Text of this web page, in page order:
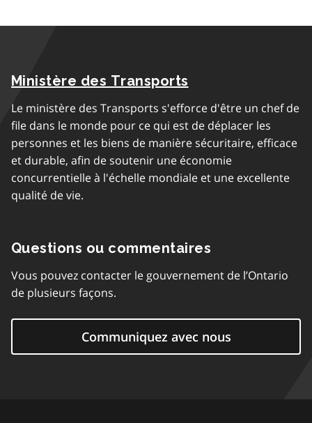
Ministère des Transports
Le ministère des Transports s'efforce d'être un chef de
file dans le monde pour ce qui est de déplacer les
personnes et les biens de manière sécuritaire, efficace
et durable, afin de soutenir une économie
concurrentielle à l'échelle mondiale et une excellente
qualité de vie.
Questions ou commentaires
Vous pouvez contacter le gouvernement de l’Ontario
de plusieurs façons.
Communiquez avec nous